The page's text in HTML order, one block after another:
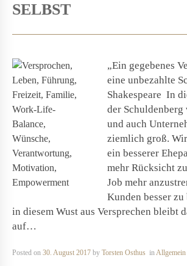
SELBST
„Ein gegebenes
eine unbezahlte
Shakespeare In
der
und auch
ziemlich groß.
ein besserer
mehr Rücksicht
Job mehr
Kunden besser
in diesem Wust aus Versprechen bleibt
auf…
Posted on 30. August 2017 by Torsten Osthus in Allgemein